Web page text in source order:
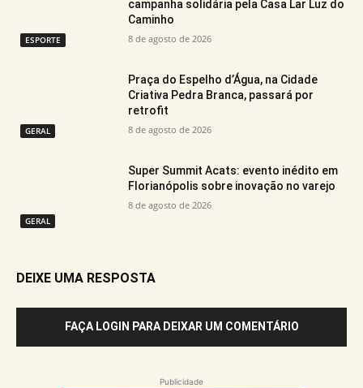
ESPORTE
campanha solidária pela Casa Lar Luz do
Caminho
8 de agosto de 2026
GERAL
Praça do Espelho d’Água, na Cidade
Criativa Pedra Branca, passará por
retrofit
8 de agosto de 2026
GERAL
Super Summit Acats: evento inédito em
Florianópolis sobre inovação no varejo
8 de agosto de 2026
DEIXE UMA RESPOSTA
FAÇA LOGIN PARA DEIXAR UM COMENTÁRIO
Publicidade